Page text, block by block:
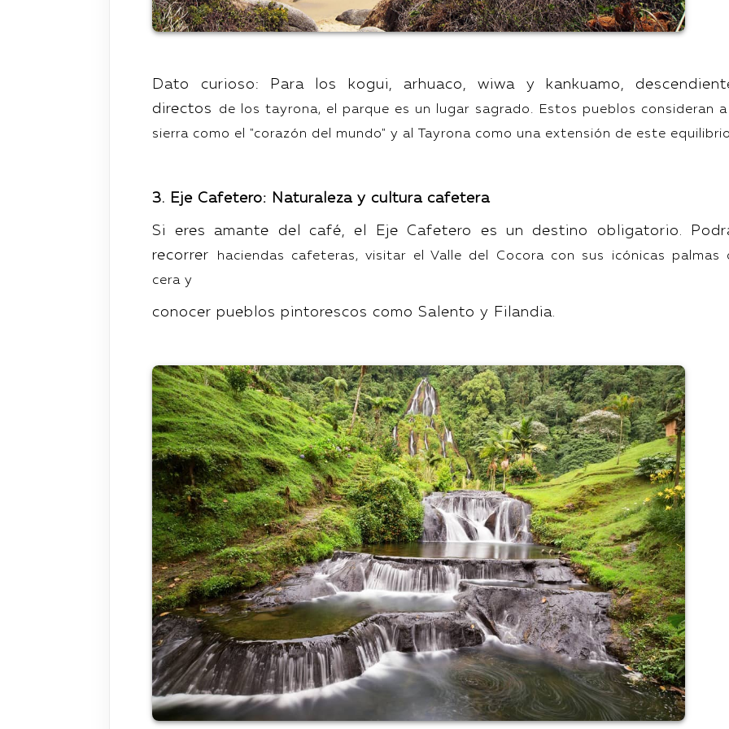
Dato curioso: Para los kogui, arhuaco, wiwa y kankuamo,
directos
de los tayrona, el parque es un lugar sagrado. Estos pueblos consideran
sierra como el "corazón del mundo" y al Tayrona como una extensión de este
3. Eje Cafetero: Naturaleza y cultura cafetera
Si eres amante del café, el Eje Cafetero es un destino obligatorio.
recorrer
haciendas cafeteras, visitar el Valle del Cocora con sus icónicas palmas
cera y
conocer pueblos pintorescos como Salento y Filandia.